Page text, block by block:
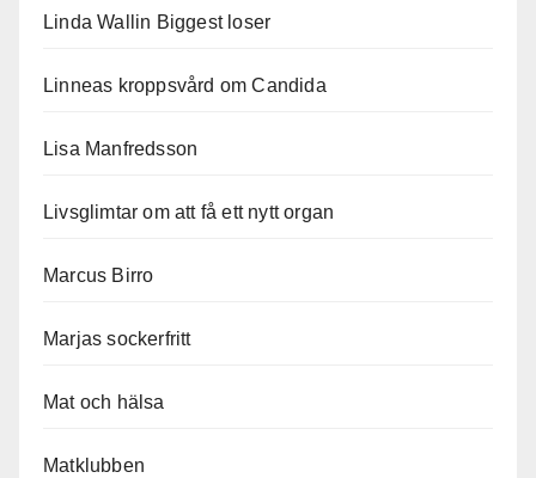
Linda Wallin Biggest loser
Linneas kroppsvård om Candida
Lisa Manfredsson
Livsglimtar om att få ett nytt organ
Marcus Birro
Marjas sockerfritt
Mat och hälsa
Matklubben